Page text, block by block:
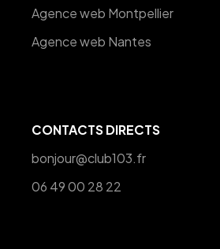
Agence web Montpellier
Agence web Nantes
CONTACTS DIRECTS
bonjour@club103.fr
06 49 00 28 22